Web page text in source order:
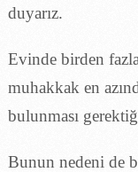
duyarız.
Evinde birden
muhakkak en
bulunması
Bunun nedeni de